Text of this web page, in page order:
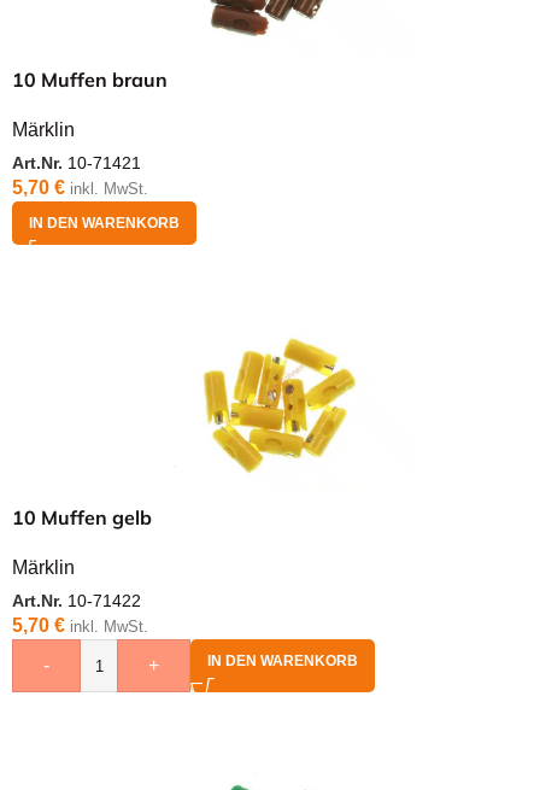
10 Muffen braun
Märklin
Art.Nr. 10-71421
5,70 € inkl. MwSt.
IN DEN WARENKORB
10 Muffen gelb
Märklin
Art.Nr. 10-71422
5,70 € inkl. MwSt.
- + IN DEN WARENKORB